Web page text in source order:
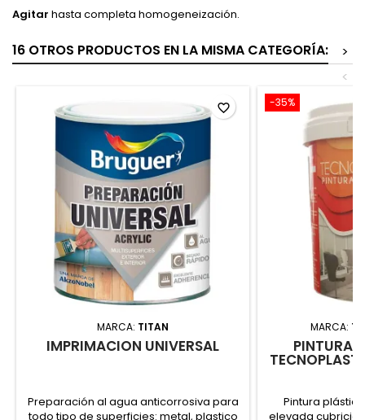
Agitar hasta completa homogeneización.
16 OTROS PRODUCTOS EN LA MISMA CATEGORÍA:
>
<
MARCA: TITAN
IMPRIMACION UNIVERSAL
Preparación al agua anticorrosiva para
todo tipo de superficies: metal, plastico
favorite_border -35%
MARCA:
PINTURA
Pintura
elevada